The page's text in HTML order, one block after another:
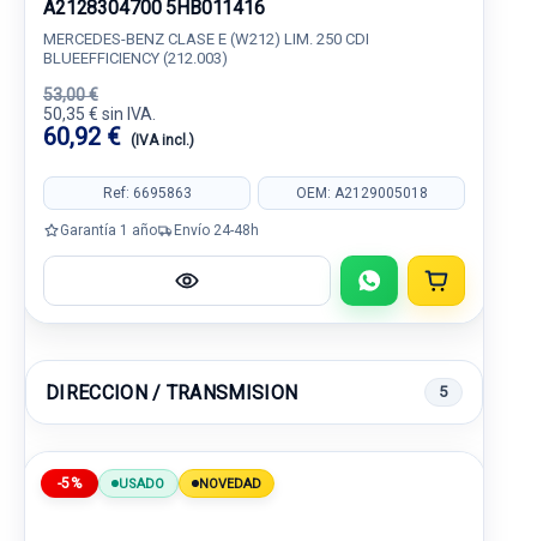
A2128304700 5HB011416
MERCEDES-BENZ CLASE E (W212) LIM. 250 CDI
BLUEEFFICIENCY (212.003)
53,00 €
50,35 € sin IVA.
60,92 € (IVA incl.)
Ref: 6695863 OEM: A2129005018
Garantía 1 año Envío 24-48h
DIRECCION / TRANSMISION 5
-5% USADO NOVEDAD